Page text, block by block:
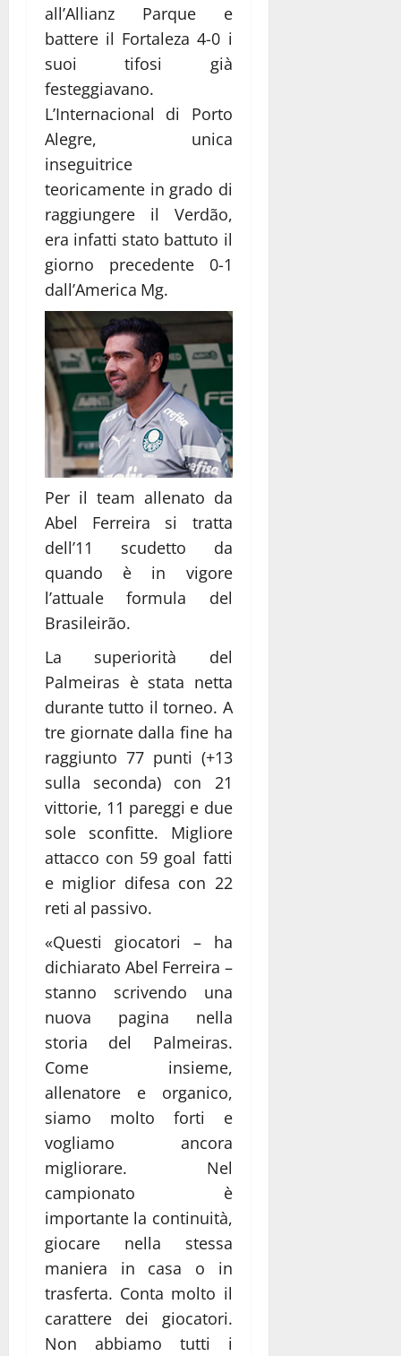
all’Allianz Parque e
battere il Fortaleza 4-0 i
suoi tifosi già
festeggiavano.
L’Internacional di Porto
Alegre, unica
inseguitrice
teoricamente in grado di
raggiungere il Verdão,
era infatti stato battuto il
giorno precedente 0-1
dall’America Mg.
Per il team allenato da
Abel Ferreira si tratta
dell’11 scudetto da
quando è in vigore
l’attuale formula del
Brasileirão.
La superiorità del
Palmeiras è stata netta
durante tutto il torneo. A
tre giornate dalla fine ha
raggiunto 77 punti (+13
sulla seconda) con 21
vittorie, 11 pareggi e due
sole sconfitte. Migliore
attacco con 59 goal fatti
e miglior difesa con 22
reti al passivo.
«Questi giocatori – ha
dichiarato Abel Ferreira –
stanno scrivendo una
nuova pagina nella
storia del Palmeiras.
Come insieme,
allenatore e organico,
siamo molto forti e
vogliamo ancora
migliorare. Nel
campionato è
importante la continuità,
giocare nella stessa
maniera in casa o in
trasferta. Conta molto il
carattere dei giocatori.
Non abbiamo tutti i